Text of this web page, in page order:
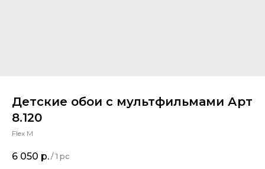
Детские обои с мультфильмами Арт
8.120
Flex M
6 050 р. / 1 pc